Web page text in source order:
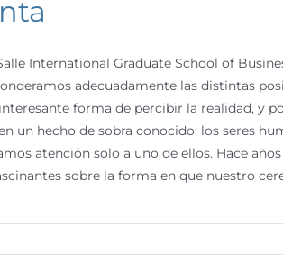
International Graduate School of
adecuadamente las distintas
forma de percibir la realidad, y
un hecho de sobra conocido: los seres
atención solo a uno de ellos. Hace
sobre la forma en que nuestro